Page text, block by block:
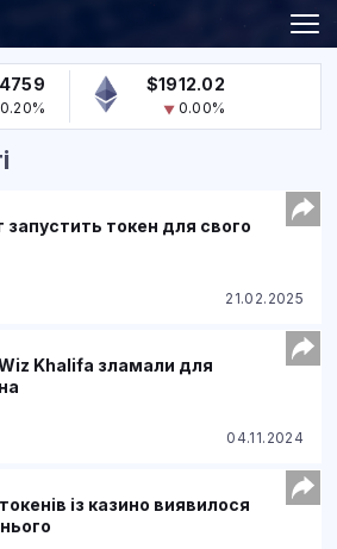
$1912.02
0.00%
токен для свого
21.02.2025
Khalifa зламали для
04.11.2024
із казино виявилося